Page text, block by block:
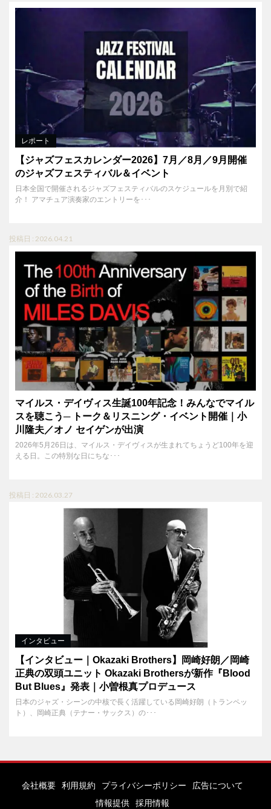
レポート
【ジャズフェスカレンダー2026】7月／8月／9月開催
のジャズフェスティバル＆イベント
日本全国で開催されるジャズフェスティバルのスケジュールを月別で紹
介！ アマチュア演奏家のエントリーを･･･
投稿日 : 2026.04.21
マイルス・デイヴィス生誕100年記念！みんなでマイル
スを聴こう─ トーク＆リスニング・イベント開催｜小
川隆夫／オノ セイゲンが出演
2026年5月26日は、マイルス・デイヴィスが生まれてちょうど100年を迎
える日。この特別な日にちな･･･
投稿日 : 2026.03.27
インタビュー
【インタビュー｜Okazaki Brothers】岡崎好朗／岡崎
正典の双頭ユニット Okazaki Brothersが新作『Blood
But Blues』発表｜小曽根真プロデュース
日本のジャズ・シーンの中核で長く活躍している岡崎好朗（トランペッ
ト）、岡崎正典（テナー・サックス）の･･･
会社概要 利用規約 プライバシーポリシー
広告について
情報提供
採用情報